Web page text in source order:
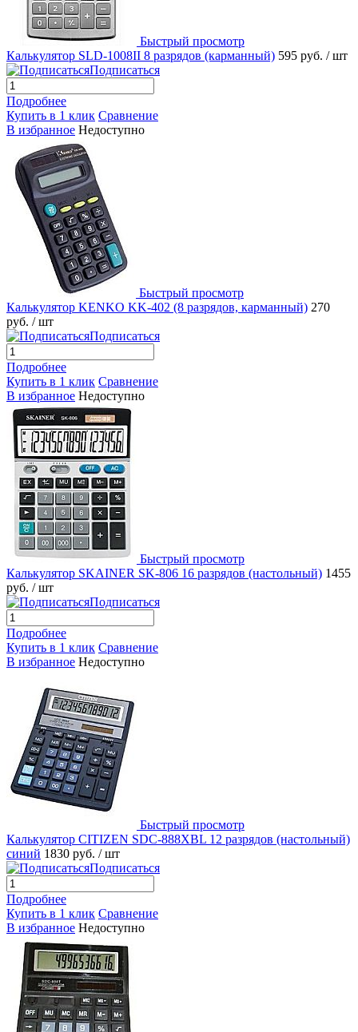
Быстрый просмотр
Калькулятор SLD-1008II 8 разрядов (карманный) 595 руб. / шт
Подписаться
Подробнее
Купить в 1 клик Сравнение
В избранное Недоступно
Быстрый просмотр
Калькулятор KENKO KK-402 (8 разрядов, карманный) 270
руб. / шт
Подписаться
Подробнее
Купить в 1 клик Сравнение
В избранное Недоступно
Быстрый просмотр
Калькулятор SKAINER SK-806 16 разрядов (настольный) 1455
руб. / шт
Подписаться
Подробнее
Купить в 1 клик Сравнение
В избранное Недоступно
Быстрый просмотр
Калькулятор CITIZEN SDC-888XBL 12 разрядов (настольный)
синий 1830 руб. / шт
Подписаться
Подробнее
Купить в 1 клик Сравнение
В избранное Недоступно